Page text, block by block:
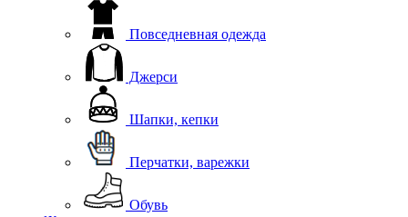
Повседневная одежда
Джерси
Шапки, кепки
Перчатки, варежки
Обувь